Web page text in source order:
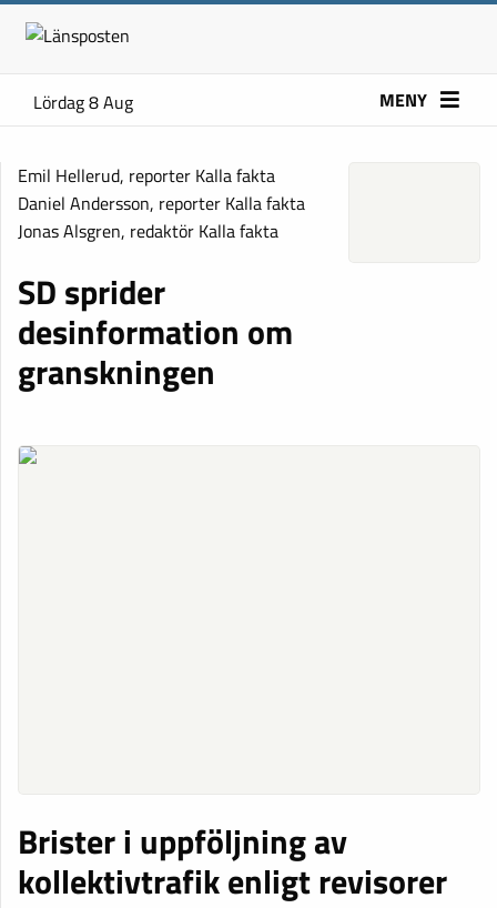
Lördag 8 Aug MENY
Emil Hellerud, reporter Kalla fakta
Daniel Andersson, reporter Kalla fakta
Jonas Alsgren, redaktör Kalla fakta
SD sprider
desinformation om
granskningen
Brister i uppföljning av
kollektivtrafik enligt revisorer